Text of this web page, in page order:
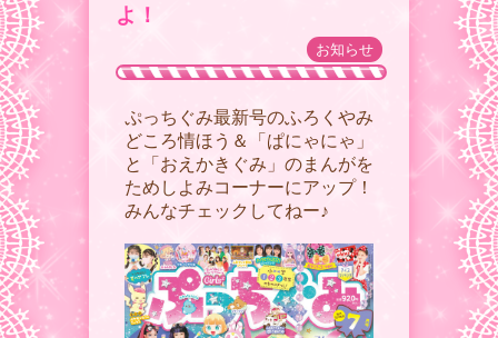
よ！
お知らせ
ぷっちぐみ最新号のふろくやみ
どころ情ほう＆「ぱにゃにゃ」
と「おえかきぐみ」のまんがを
ためしよみコーナーにアップ！
みんなチェックしてねー♪